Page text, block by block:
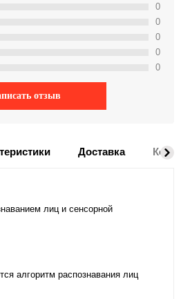
0
0
0
0
0
отзыв
Доставка
лиц и сенсорной
алгоритм распознавания лиц